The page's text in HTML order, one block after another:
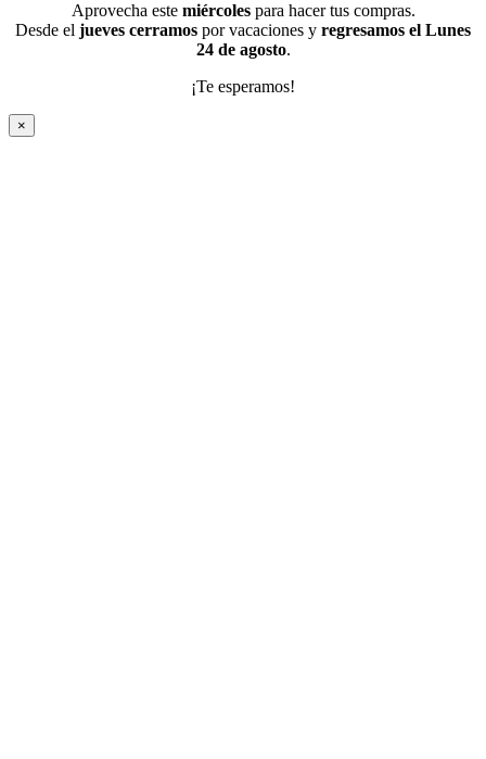
Aprovecha este miércolespara hacer tus compras.
Desde el jueves cerramos por vacaciones y regresamos el Lunes
24 de agosto.
¡Te esperamos!
×